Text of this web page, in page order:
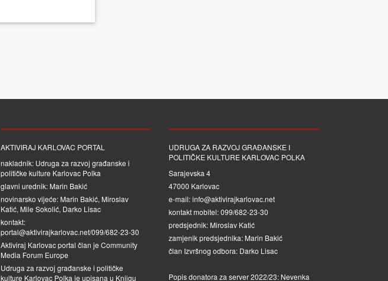
AKTIVIRAJ KARLOVAC PORTAL
nakladnik: Udruga za razvoj građanske i
političke kulture Karlovac Polka
glavni urednik: Marin Bakić
novinarsko vijeće: Marin Bakić, Miroslav
Katić, Mile Sokolić, Darko Lisac
kontakt:
portal@aktivirajkarlovac.net/099/682-23-30
Aktiviraj Karlovac portal član je Community
Media Forum Europe
Udruga za razvoj građanske i političke
kulture Karlovac Polka je upisana u Knjigu
UDRUGA ZA RAZVOJ GRAĐANSKE I
POLITIČKE KULTURE KARLOVAC POLKA
Sarajevska 4
47000 Karlovac
e-mail: info@aktivirajkarlovac.net
kontakt mobitel: 099/682-23-30
predsjednik: Miroslav Katić
zamjenik predsjednika: Marin Bakić
član Izvršnog odbora: Darko Lisac
Popis donatora za server 2022/23: Nevenka